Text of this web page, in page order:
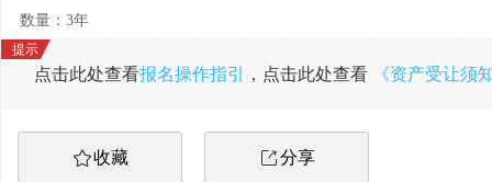
数量：3年
点击此处查看报名操作指引 ，点击此处查看 《资产受让须
收藏 分享